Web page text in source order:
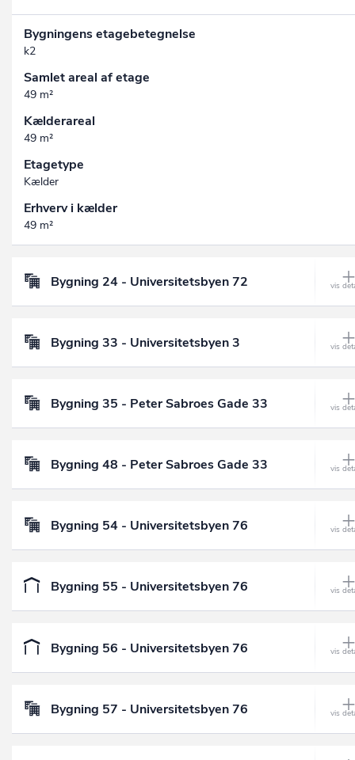
Bygningens etagebetegnelse
k2
Samlet areal af etage
49 m²
Kælderareal
49 m²
Etagetype
Kælder
Erhverv i kælder
49 m²
Bygning 24 - Universitetsbyen 72
Bygning 33 - Universitetsbyen 3
Bygning 35 - Peter Sabroes Gade 33
Bygning 48 - Peter Sabroes Gade 33
Bygning 54 - Universitetsbyen 76
Bygning 55 - Universitetsbyen 76
Bygning 56 - Universitetsbyen 76
Bygning 57 - Universitetsbyen 76